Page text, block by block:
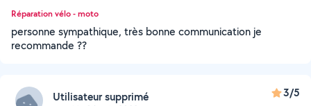
Réparation vélo - moto
personne sympathique, très bonne communication je
recommande ??
Utilisateur supprimé 3/5